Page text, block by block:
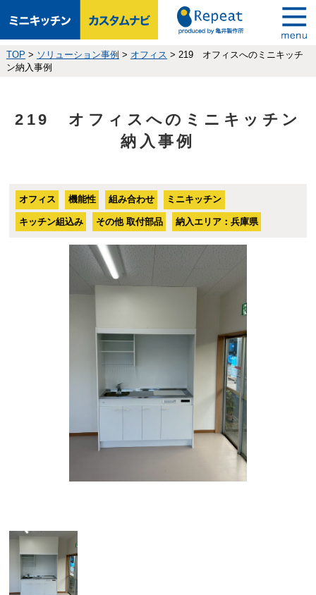
TOP > ソリューション事例 > オフィス > 219 オフィスへのミニキッチ
ン納入事例
219 オフィスへのミニキッチン
納入事例
オフィス 機能性 組み合わせ ミニキッチン
キッチン組込み その他 取付部品 納入エリア：兵庫県